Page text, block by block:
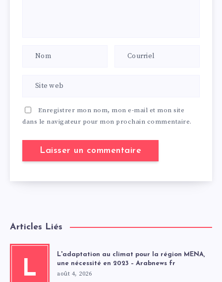
Enregistrer mon nom, mon e-mail et mon site
dans le navigateur pour mon prochain commentaire.
Articles Liés
L
L'adaptation au climat pour la région MENA,
une nécessité en 2023 – Arabnews fr
août 4, 2026